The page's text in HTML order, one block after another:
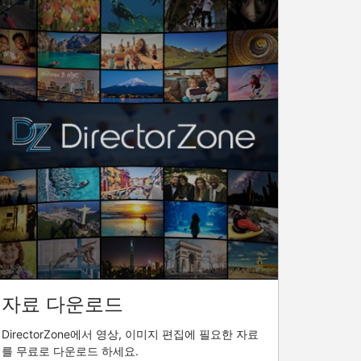
자료 다운로드
DirectorZone에서 영상, 이미지 편집에 필요한 자료
를 무료로 다운로드 하세요.